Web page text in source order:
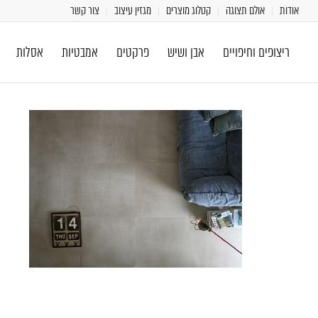
אודות אולם תצוגה קטלוג מוצרים מגזין עיצוב צור קשר
ריצופים וחיפויים אבן ושיש פרקטים אמבטיות אסלות